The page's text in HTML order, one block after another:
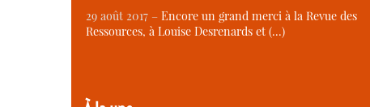
29 août 2017 – Encore un grand merci à la Revue des
Ressources, à Louise Desrenards et (…)